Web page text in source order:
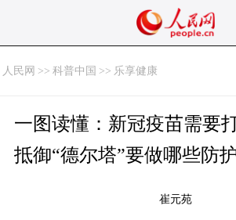
人民网 >> 科普中国 >> 乐享健康
一图读懂：新冠疫苗需要
抵御“德尔塔”要做哪些防
崔元苑